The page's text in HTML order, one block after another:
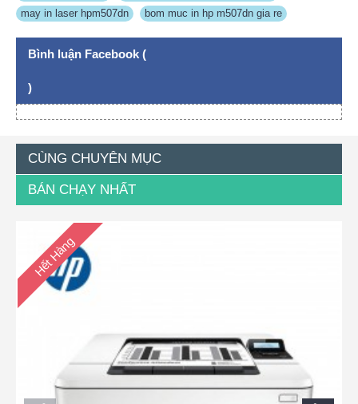
may in laser hpm507dn
bom muc in hp m507dn gia re
Bình luận Facebook (
)
CÙNG CHUYÊN MỤC
BÁN CHẠY NHẤT